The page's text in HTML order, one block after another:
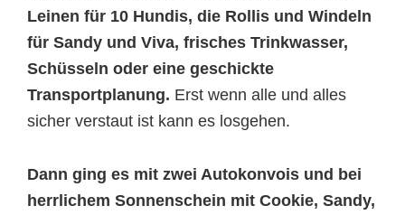
Leinen für 10 Hundis, die Rollis und Windeln
für Sandy und Viva, frisches Trinkwasser,
Schüsseln oder eine geschickte
Transportplanung. Erst wenn alle und alles
sicher verstaut ist kann es losgehen.
Dann ging es mit zwei Autokonvois und bei
herrlichem Sonnenschein mit Cookie, Sandy,